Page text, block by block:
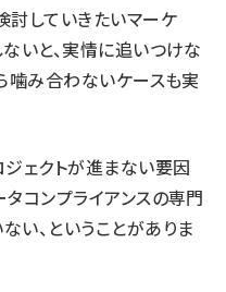
討していきたいマーケ
いと、実情に追いつけな
噛み合わないケースも実
ェクトが進まない要因
コンプライアンスの専門
い、ということがありま